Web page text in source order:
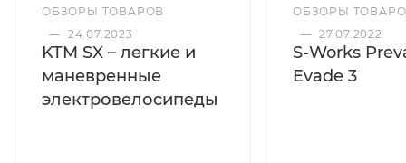
ОБЗОРЫ ТОВАРОВ
— 24.07.2023
KTM SX – легкие и
маневренные
электровелосипеды
ОБЗОРЫ
— 27.07.2022
S-Works
Evade 3